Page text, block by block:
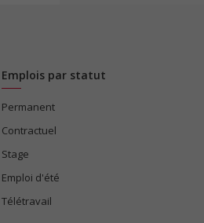
Emplois par statut
Permanent
Contractuel
Stage
Emploi d'été
Télétravail